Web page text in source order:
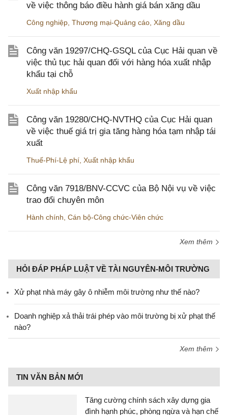
về việc thông báo điều hành giá bán xăng dầu
Công nghiệp Thương mại-Quảng cáo Xăng dầu
Công văn 19297/CHQ-GSQL của Cục Hải quan về
việc thủ tục hải quan đối với hàng hóa xuất nhập
khẩu tại chỗ
Xuất nhập khẩu
Công văn 19280/CHQ-NVTHQ của Cục Hải quan
về việc thuế giá trị gia tăng hàng hóa tạm nhập tái
xuất
Thuế-Phí-Lệ phí Xuất nhập khẩu
Công văn 7918/BNV-CCVC của Bộ Nội vụ về việc
trao đổi chuyên môn
Hành chính Cán bộ-Công chức-Viên chức
Xem thêm
HỎI ĐÁP PHÁP LUẬT VỀ TÀI NGUYÊN-MÔI TRƯỜNG
Xử phạt nhà máy gây ô nhiễm môi trường như thế nào?
Doanh nghiệp xả thải trái phép vào môi trường bị xử phạt thế
nào?
Xem thêm
TIN VĂN BẢN MỚI
Tăng cường chính sách xây dựng gia
đình hạnh phúc, phòng ngừa và hạn chế